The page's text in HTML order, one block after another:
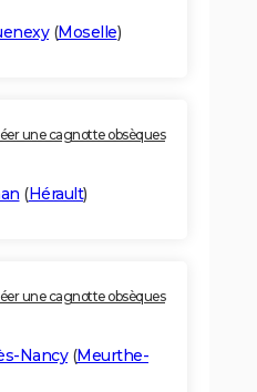
(Moselle)
une cagnotte obsèques
(Hérault)
une cagnotte obsèques
Nancy(Meurthe-